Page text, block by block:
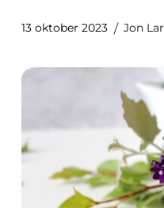
13 oktober 2023 Jon